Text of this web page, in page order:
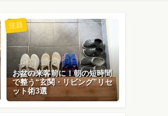
お盆の来客前に！朝の短時間
で整う“玄関・リビング”リセ
ット術3選
注目